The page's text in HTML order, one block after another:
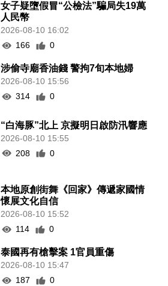
女子疑墮假冒“公檢法”騙局失19萬
人民幣
2026-08-10 16:02
166
0
涉偷寺廟香油錢 警拘7旬本地婦
2026-08-10 15:56
314
0
“白海豚”北上 京擬明日啟防汛響應
2026-08-10 15:55
208
0
本地原創街舞《回家》傳遞家國情
懷展文化自信
2026-08-10 15:52
114
0
泰國再有槍擊案 1官員重傷
2026-08-10 15:47
187
0